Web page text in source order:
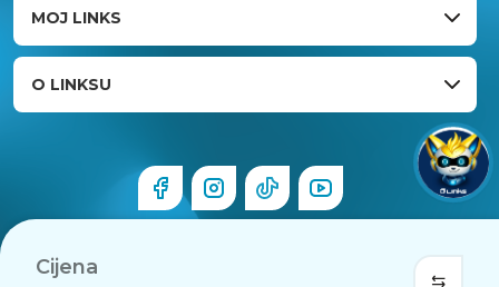
Cijena
MOJ LINKS
O LINKSU